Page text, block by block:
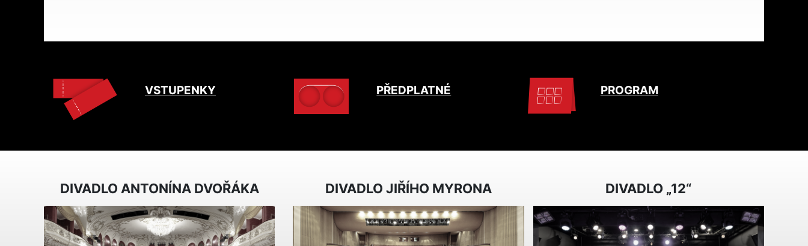
VSTUPENKY PŘEDPLATNÉ PROGRAM
DIVADLO ANTONÍNA DVOŘÁKA DIVADLO JIŘÍHO MYRONA DIVADLO „12“